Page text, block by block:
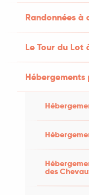
Randonnées
Le Tour du Lot
des
!